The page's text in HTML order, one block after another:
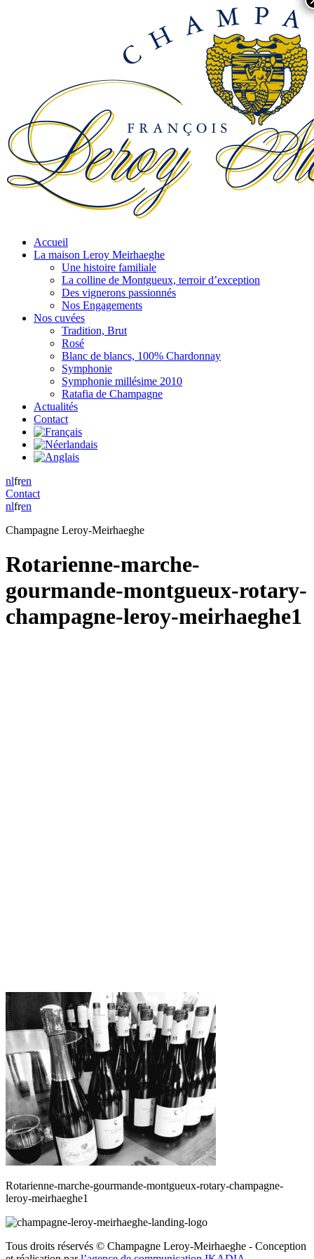
Accueil
La maison Leroy Meirhaeghe
Une histoire familiale
La colline de Montgueux, terroir d’exception
Des vignerons passionnés
Nos Engagements
Nos cuvées
Tradition, Brut
Rosé
Blanc de blancs, 100% Chardonnay
Symphonie
Symphonie millésime 2010
Ratafia de Champagne
Actualités
Contact
nlfren
Contact
nlfren
Champagne Leroy-Meirhaeghe
Rotarienne-marche-
gourmande-montgueux-rotary-
champagne-leroy-meirhaeghe1
Rotarienne-marche-gourmande-montgueux-rotary-champagne-
leroy-meirhaeghe1
Tous droits réservés © Champagne Leroy-Meirhaeghe - Conception